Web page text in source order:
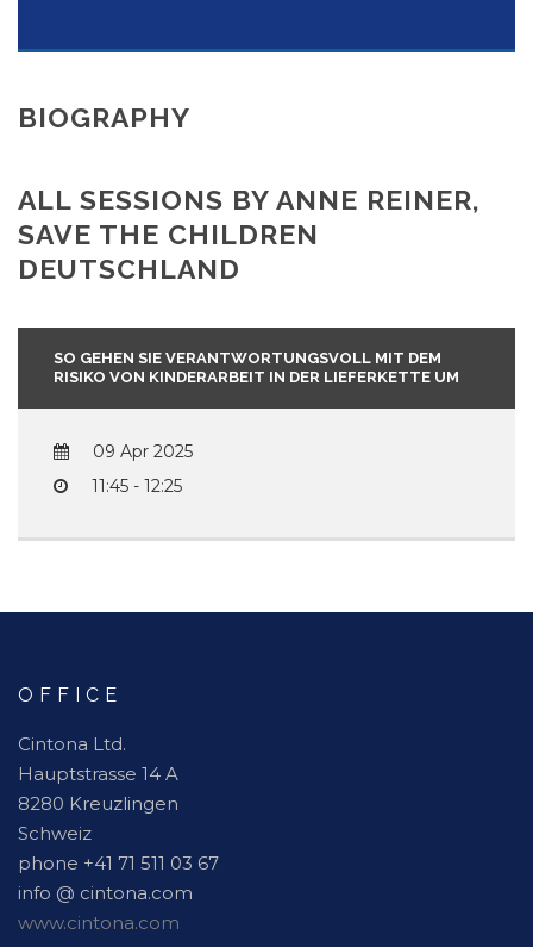
BIOGRAPHY
ALL SESSIONS BY ANNE REINER,
SAVE THE CHILDREN
DEUTSCHLAND
SO GEHEN SIE VERANTWORTUNGSVOLL MIT DEM
RISIKO VON KINDERARBEIT IN DER LIEFERKETTE UM
09 Apr 2025
11:45 - 12:25
OFFICE
Cintona Ltd.
Hauptstrasse 14 A
8280 Kreuzlingen
Schweiz
phone +41 71 511 03 67
info @ cintona.com
www.cintona.com